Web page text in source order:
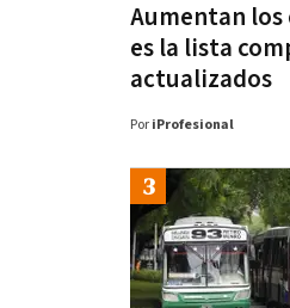
Aumentan
es la lista
actualizados
Por iProfesional